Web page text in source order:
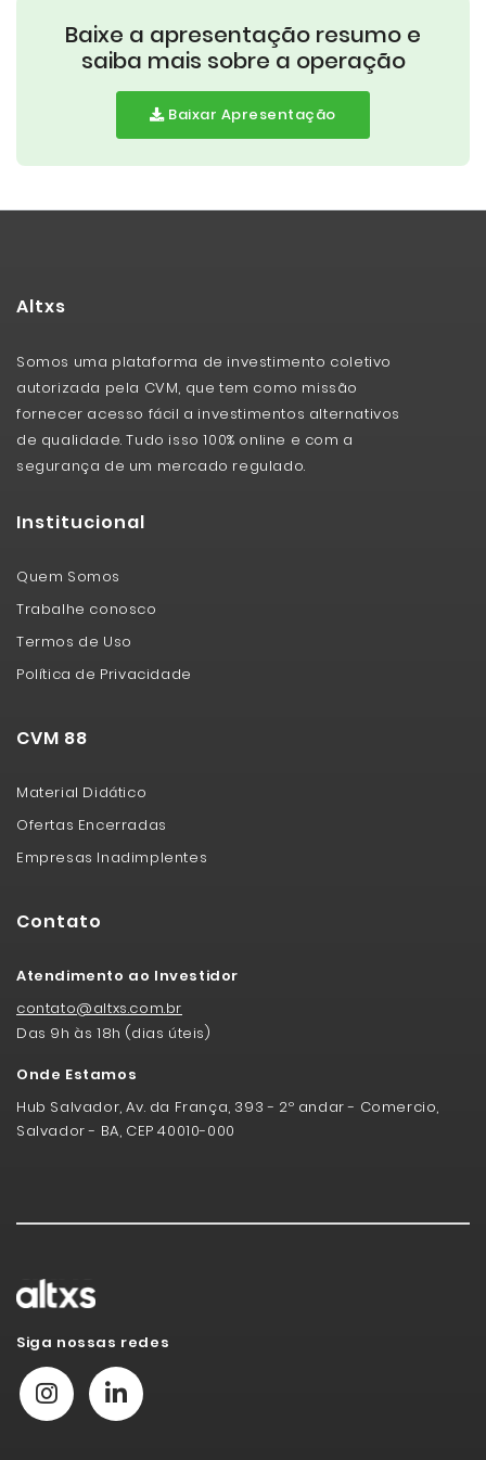
Baixe a apresentação resumo e
saiba mais sobre a operação
Baixar Apresentação
Altxs
Somos uma plataforma de investimento coletivo
autorizada pela CVM, que tem como missão
fornecer acesso fácil a investimentos alternativos
de qualidade. Tudo isso 100% online e com a
segurança de um mercado regulado.
Institucional
Quem Somos
Trabalhe conosco
Termos de Uso
Política de Privacidade
CVM 88
Material Didático
Ofertas Encerradas
Empresas Inadimplentes
Contato
Atendimento ao Investidor
contato@altxs.com.br
Das 9h às 18h (dias úteis)
Onde Estamos
Hub Salvador, Av. da França, 393 - 2º andar - Comercio,
Salvador - BA, CEP 40010-000
Siga nossas redes